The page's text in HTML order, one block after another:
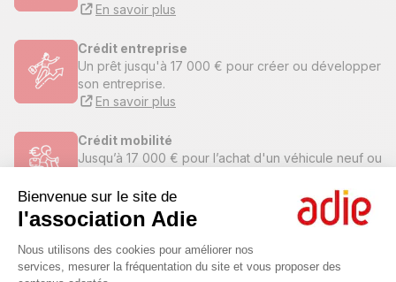
Bienvenue sur le site de
l'association Adie
Plateforme de Gestion du
Nous utilisons des cookies pour améliorer nos
services, mesurer la fréquentation du site et vous proposer des
En savoir plus
Crédit entreprise
Un prêt jusqu'à 17 000 € pour créer ou développer
son entreprise.
En savoir plus
Crédit mobilité
Jusqu’à 17 000 € pour l’achat d'un véhicule neuf ou
permis de conduire
En savoir plus
Accompagnement pour les